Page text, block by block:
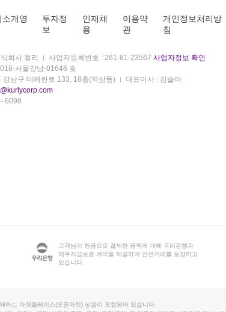
소개영
투자정
보
인재채
용
이용약
관
개인정보처리방
침
회사 컬리 사업자등록번호 : 261-81-23567 사업자정보 확인
서울강남-01646 호
강남구 테헤란로 133, 18층(역삼동)
대표이사 : 김슬아
6098
고객님이 현금으로 결제한 금액에 대해 우리은행과
채무지급보증 계약을 체결하여 안전거래를 보장하고
있습니다.
는 마켓플레이스(오픈마켓) 상품이 포함되어 있습니다.